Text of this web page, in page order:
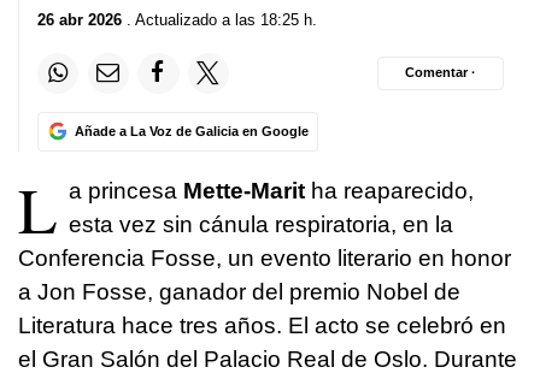
26 abr 2026 . Actualizado a las 18:25 h.
Añade a La Voz de Galicia en Google
Comentar ·
L a princesa Mette-Marit ha reaparecido,
esta vez sin cánula respiratoria, en la
Conferencia Fosse, un evento literario en honor
a Jon Fosse, ganador del premio Nobel de
Literatura hace tres años. El acto se celebró en
el Gran Salón del Palacio Real de Oslo. Durante